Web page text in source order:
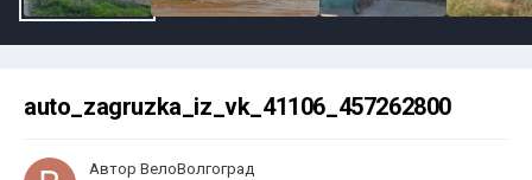
auto_zagruzka_iz_vk_41106_457262800
Автор ВелоВолгоград